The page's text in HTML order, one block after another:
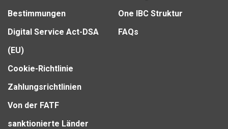
Bestimmungen
Digital Service Act-DSA
(EU)
Cookie-Richtlinie
Zahlungsrichtlinien
Von der FATF
sanktionierte Länder
One IBC Struktur
FAQs